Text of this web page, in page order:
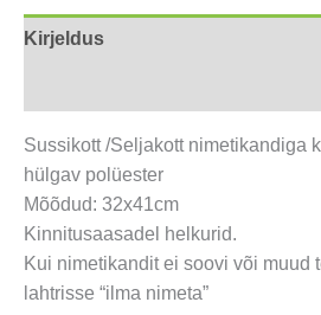
Kirjeldus
Sussikott /Seljakott nimetikandiga
hülgav polüester
Mõõdud: 32x41cm
Kinnitusaasadel helkurid.
Kui nimetikandit ei soovi või muud
lahtrisse “ilma nimeta”